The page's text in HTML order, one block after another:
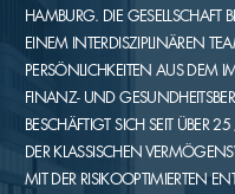
HAMBURG. DIE GESELLSCHAFT
EINEM INTERDISZIPLINÄREN
PERSÖNLICHKEITEN AUS DEM
FINANZ- UND
BESCHÄFTIGT SICH SEIT ÜBER
DER KLASSISCHEN
MIT DER RISIKOOPTIMIERTEN